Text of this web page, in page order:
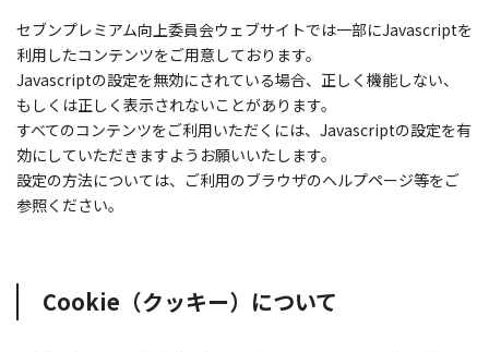
セブンプレミアム向上委員会ウェブサイトでは一部にJavascriptを
利用したコンテンツをご用意しております。
Javascriptの設定を無効にされている場合、正しく機能しない、
もしくは正しく表示されないことがあります。
すべてのコンテンツをご利用いただくには、Javascriptの設定を有
効にしていただきますようお願いいたします。
設定の方法については、ご利用のブラウザのヘルプページ等をご
参照ください。
Cookie（クッキー）について